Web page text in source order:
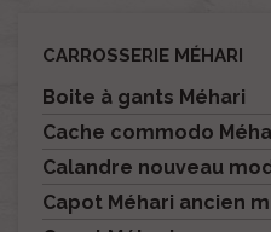
CARROSSERIE MÉHARI
Boite à gants Méhari
Cache commodo
Calandre nouveau
Capot Méhari ancien